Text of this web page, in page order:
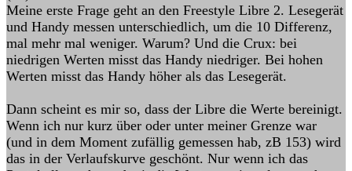
Meine erste Frage geht an den Freestyle Libre 2. Lesegerät
und Handy messen unterschiedlich, um die 10 Differenz,
mal mehr mal weniger. Warum? Und die Crux: bei
niedrigen Werten misst das Handy niedriger. Bei hohen
Werten misst das Handy höher als das Lesegerät.
Dann scheint es mir so, dass der Libre die Werte bereinigt.
Wenn ich nur kurz über oder unter meiner Grenze war
(und in dem Moment zufällig gemessen hab, zB 153) wird
das in der Verlaufskurve geschönt. Nur wenn ich das